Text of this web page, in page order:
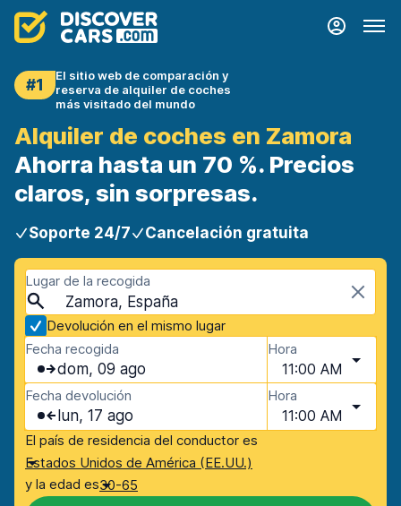
#1
El sitio web de comparación y
reserva de alquiler de coches
más visitado del mundo
Alquiler de coches en Zamora
Ahorra hasta un 70 %. Precios
claros, sin sorpresas.
Soporte 24/7 Cancelación gratuita
Lugar de la recogida
Zamora, España
Devolución en el mismo lugar
Fecha recogida
dom, 09 ago
Hora
11:00 AM
Fecha devolución
lun, 17 ago
Hora
11:00 AM
El país de residencia del conductor es
Estados Unidos de América (EE.UU.)
y la edad es30-65